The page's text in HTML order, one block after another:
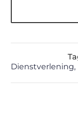
Dienstverlening,